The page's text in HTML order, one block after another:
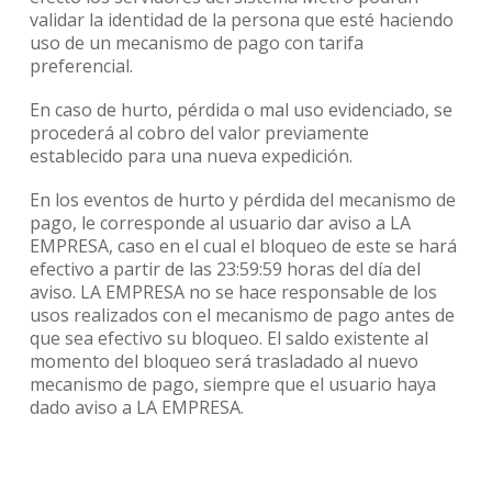
validar la identidad de la persona que esté haciendo
uso de un mecanismo de pago con tarifa
preferencial.
En caso de hurto, pérdida o mal uso evidenciado, se
procederá al cobro del valor previamente
establecido para una nueva expedición.
En los eventos de hurto y pérdida del mecanismo de
pago, le corresponde al usuario dar aviso a LA
EMPRESA, caso en el cual el bloqueo de este se hará
efectivo a partir de las 23:59:59 horas del día del
aviso. LA EMPRESA no se hace responsable de los
usos realizados con el mecanismo de pago antes de
que sea efectivo su bloqueo. El saldo existente al
momento del bloqueo será trasladado al nuevo
mecanismo de pago, siempre que el usuario haya
dado aviso a LA EMPRESA.